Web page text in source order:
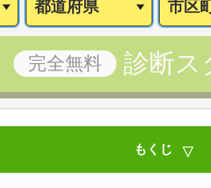
完全無料 診断ス
もくじ